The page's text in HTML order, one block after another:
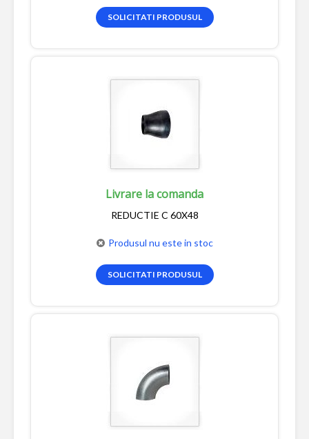
SOLICITATI PRODUSUL
Livrare la comanda
REDUCTIE C 60X48
Produsul nu este in stoc
SOLICITATI PRODUSUL